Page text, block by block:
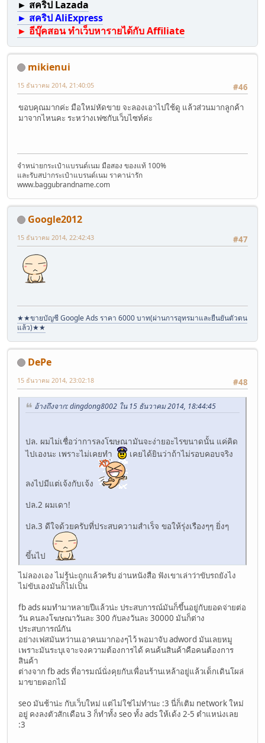
► สคริป Lazada
► สคริป AliExpress
► อีบุ๊คสอน ทำเว็บหารายได้กับ Affiliate
mikienui
#46
15 ธันวาคม 2014, 21:40:05
ขอบคุณมากค่ะ มือใหม่หัดขาย จะลองเอาไปใช้ดู แล้วส่วนมากลูกค้า
มาจากไหนคะ ระหว่างเฟซกับเว็บไซท์ค่ะ
จำหน่ายกระเป๋าแบรนด์เนม มือสอง ของแท้ 100%
และรับสปากระเป๋าแบรนด์เนม ราคาน่ารัก
www.baggubrandname.com
Google2012
#47
15 ธันวาคม 2014, 22:42:43
★★ขายบัญชี Google Ads ราคา 6000 บาท(ผ่านการอุทรมาและยืนยันตัวตน
แล้ว)★★
DePe
#48
15 ธันวาคม 2014, 23:02:18
อ้างถึงจาก: dingdong8002 ใน 15 ธันวาคม 2014, 18:44:45
ปล. ผมไม่เชื่อว่าการลงโฆษณามันจะง่ายอะไรขนาดนั้น แค่คิด
ไปเองนะ เพราะไม่เคยทำ
เคยได้ยินว่าถ้าไม่รอบคอบจริง
ลงไปมีแต่เจ้งกับเจ้ง
ปล.2 ผมเดา!
ปล.3 ดีใจด้วยครับที่ประสบความสำเร็จ ขอให้รุ่งเรืองๆๆ ยิ่งๆ
ขึ้นไป
ไม่ลองเอง ไม่รู้น่ะถูกแล้วครับ อ่านหนังสือ ฟังเขาเล่าว่าขับรถยังไง
ไม่ขับเองมันก็ไม่เป็น
fb ads ผมทำมาหลายปีแล้วน่ะ ประสบการณ์มันก็ขึ้นอยู่กับยอดจ่ายต่อ
วัน คนลงโฆษณาวันละ 300 กับลงวันละ 30000 มันก็ต่าง
ประสบการณ์กัน
อย่างเฟสมันหว่านเอาคนมากองๆไว้ พอมาจับ adword มันเลยหมู
เพราะมันระบุเจาะจงความต้องการได้ คนค้นสินค้าคือคนต้องการ
สินค้า
ต่างจาก fb ads ที่อารมณ์นั่งคุยกับเพื่อนร้านเหล้าอยู่แล้วเด็กเดินโผล่
มาขายดอกไม้
seo มันช้าน่ะ กับเว็บใหม่ แต่ไม่ใช่ไม่ทำนะ :3 นี่ก็เติม network ใหม่
อยู่ คงลงตัวสักเดือน 3 ก็ทำทั้ง seo ทั้ง ads ให้เด้ง 2-5 ตำแหน่งเลย
:3